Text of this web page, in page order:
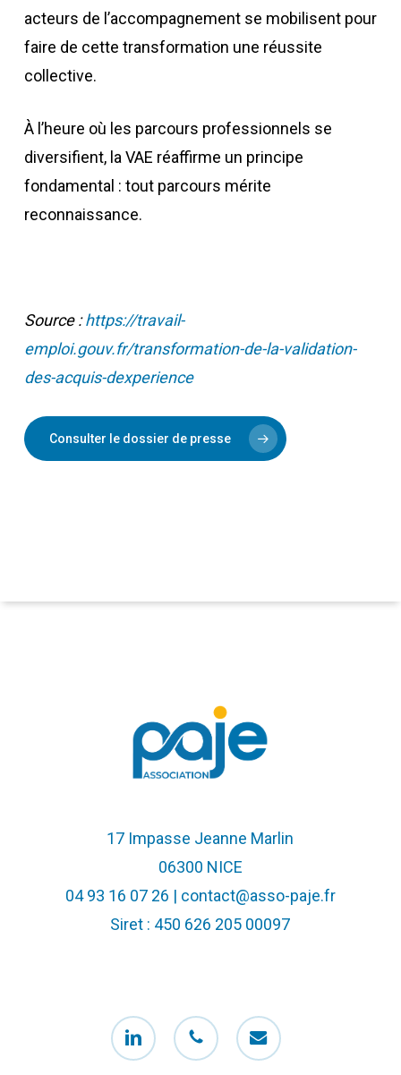
acteurs de l’accompagnement se mobilisent pour
faire de cette transformation une réussite
collective.
À l’heure où les parcours professionnels se
diversifient, la VAE réaffirme un principe
fondamental : tout parcours mérite
reconnaissance.
Source :https://travail-
emploi.gouv.fr/transformation-de-la-validation-
des-acquis-dexperience
Consulter le dossier de presse
17 Impasse Jeanne Marlin
06300 NICE
04 93 16 07 26 | contact@asso-paje.fr
Siret : 450 626 205 00097
linkedin phone email